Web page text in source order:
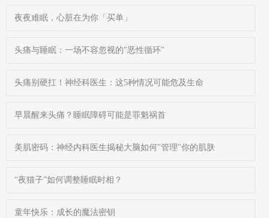
夜夜难眠，心脏在为你「买单」
头痛与睡眠：一场不容忽视的"恶性循环"
头痛别硬扛！神经科医生：这5种情况可能危及生命
早晨醒来头痛？睡眠障碍可能是罪魁祸首
美肌密码：神经内科医生揭秘大脑如何"管理"你的肌肤
“夜猫子”如何调整睡眠时相？
童年快乐：成长的魔法密钥